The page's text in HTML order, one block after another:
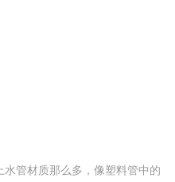
管材质那么多，像塑料管中的